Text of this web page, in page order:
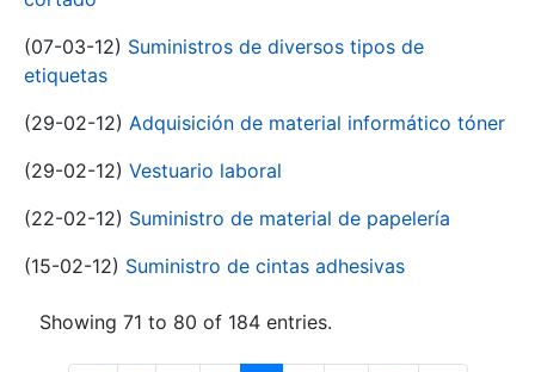
(07-03-12) Suministros de diversos tipos de
etiquetas
(29-02-12) Adquisición de material informático tóner
(29-02-12) Vestuario laboral
(22-02-12) Suministro de material de papelería
(15-02-12) Suministro de cintas adhesivas
Showing 71 to 80 of 184 entries.